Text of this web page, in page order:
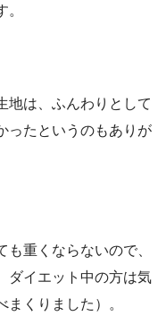
地は、ふんわりとして
ったというのもありが
重くならないので、
ダイエット中の方は気
くりました）。